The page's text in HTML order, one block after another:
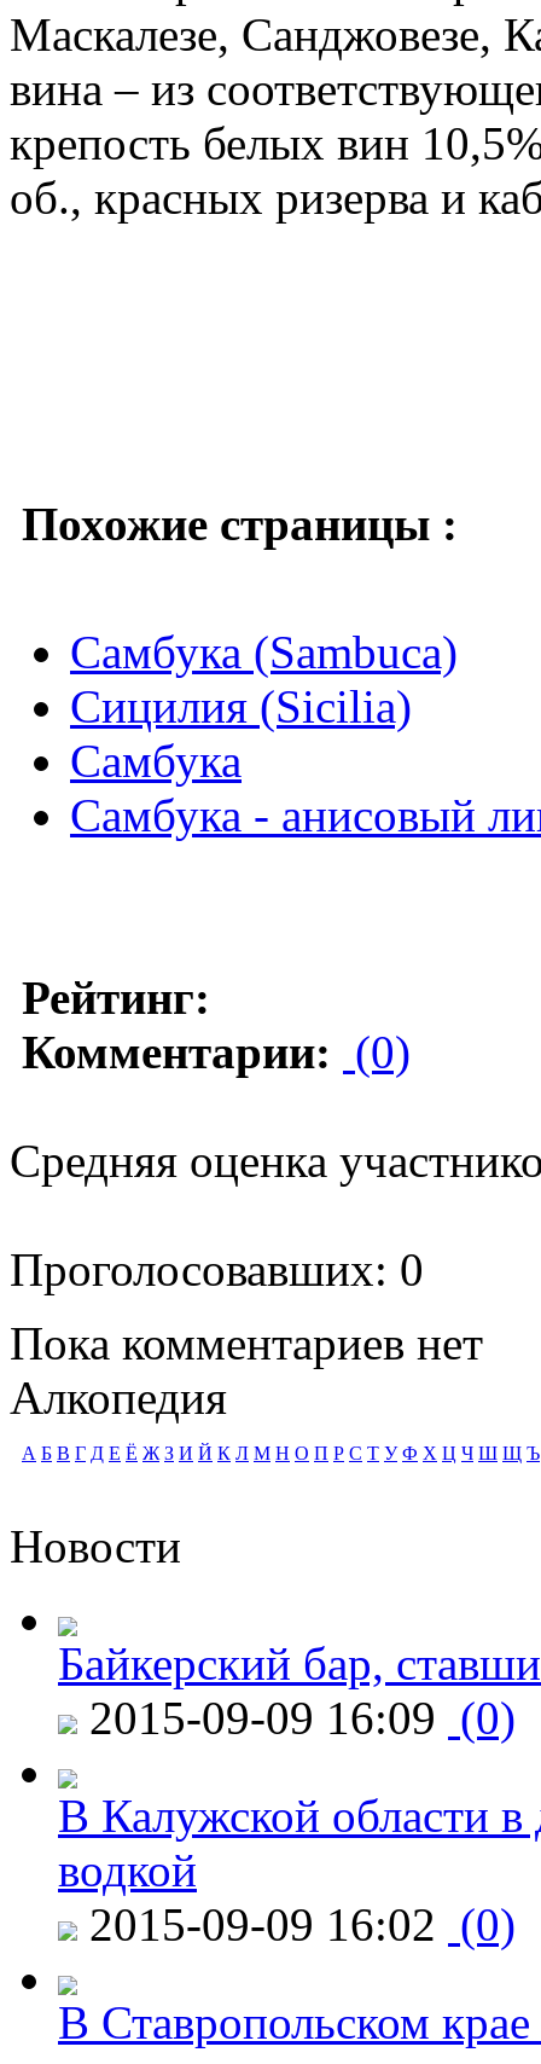
Маскалезе, Санджовезе,
вина – из
крепость белых вин
об., красных ризерва и
Похожие страницы :
Самбука (Sambuca)
Сицилия (Sicilia)
Самбука
Самбука - анисовый
Рейтинг:
Комментарии: (0)
Средняя оценка
Проголосовавших: 0
Пока комментариев нет
Алкопедия
А Б В Г Д Е Ё Ж З И Й К Л М Н О П Р С Т У Ф Х Ц Ч Ш Щ Ъ
Новости
Байкерский бар,
2015-09-09 16:09 (0)
В Калужской области в
водкой
2015-09-09 16:02 (0)
В Ставропольском